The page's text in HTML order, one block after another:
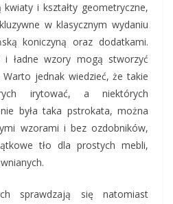
i kształty geometryczne,
w klasycznym wydaniu
koniczyną oraz dodatkami.
i ładne wzory mogą stworzyć
Warto jednak wiedzieć, że takie
irytować, a niektórych
była taka pstrokata, można
wzorami i bez ozdobników,
tło dla prostych mebli,
sprawdzają się natomiast